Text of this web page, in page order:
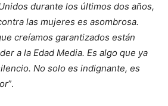
durante los últimos dos años,
las mujeres es asombrosa.
creíamos garantizados están
a la Edad Media. Es algo que ya
No solo es indignante, es
”.